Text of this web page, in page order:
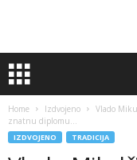
Home Izdvojeno
Vlado
znatnu diplomu...
IZDVOJENO TRADICIJA